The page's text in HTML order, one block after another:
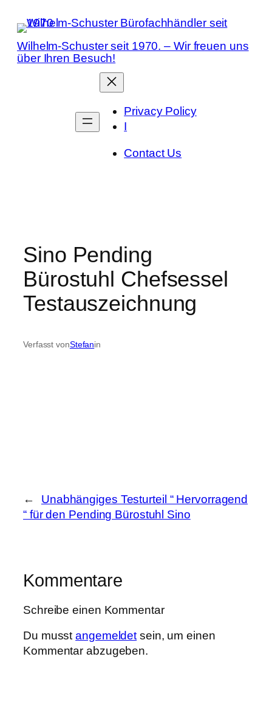
Inhalt
springen
Wilhelm-Schuster seit 1970. – Wir freuen uns
über Ihren Besuch!
Privacy Policy
I
Contact Us
Sino Pending
Bürostuhl Chefsessel
Testauszeichnung
Verfasst vonStefanin
←
Unabhängiges Testurteil “ Hervorragend
“ für den Pending Bürostuhl Sino
Kommentare
Schreibe einen Kommentar
Du musstangemeldet sein, um einen
Kommentar abzugeben.